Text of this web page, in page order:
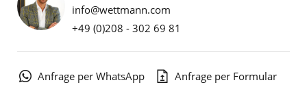
info@wettmann.com
+49 (0)208 - 302 69 81
Anfrage per WhatsApp Anfrage per Formular